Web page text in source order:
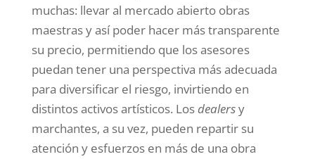
muchas: llevar al mercado abierto obras
maestras y así poder hacer más transparente
su precio, permitiendo que los asesores
puedan tener una perspectiva más adecuada
para diversificar el riesgo, invirtiendo en
distintos activos artísticos. Los dealersy
marchantes, a su vez, pueden repartir su
atención y esfuerzos en más de una obra